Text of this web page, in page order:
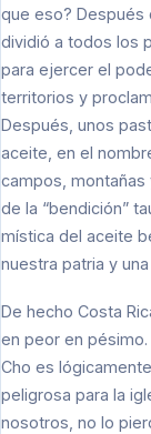
que eso? Después
dividió a todos los
para ejercer el
territorios y
Después, unos
aceite, en el
campos, montañas
de la “bendición”
mística del aceite
nuestra patria y
De hecho Costa
en peor en pésimo.
Cho es
peligrosa para la
nosotros, no lo